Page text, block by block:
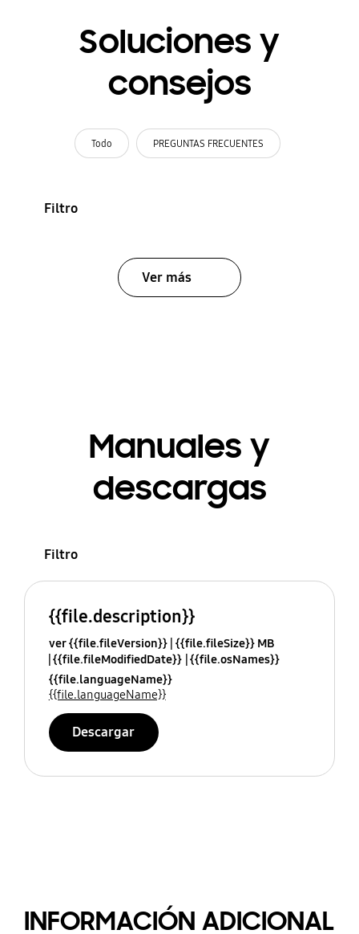
Soluciones y
consejos
Todo PREGUNTAS FRECUENTES
Filtro
Ver más
Manuales y
descargas
Filtro
{{file.description}}
ver {{file.fileVersion}} {{file.fileSize}} MB
{{file.fileModifiedDate}} {{file.osNames}}
{{file.languageName}}
{{file.languageName}}
Descargar
INFORMACIÓN ADICIONAL